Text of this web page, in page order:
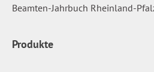
Beamten-Jahrbuch Rheinland-
Produkte